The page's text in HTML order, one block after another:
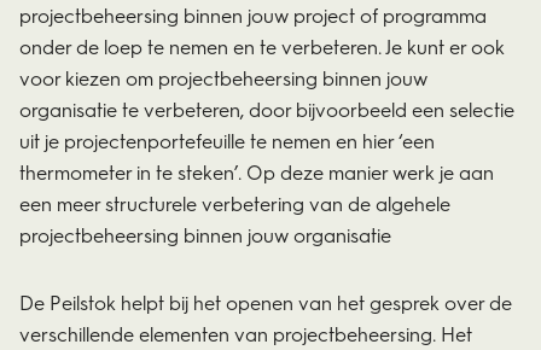
projectbeheersing binnen jouw project of programma
onder de loep te nemen en te verbeteren. Je kunt er ook
voor kiezen om projectbeheersing binnen jouw
organisatie te verbeteren, door bijvoorbeeld een selectie
uit je projectenportefeuille te nemen en hier ‘een
thermometer in te steken’. Op deze manier werk je aan
een meer structurele verbetering van de algehele
projectbeheersing binnen jouw organisatie
De Peilstok helpt bij het openen van het gesprek over de
verschillende elementen van projectbeheersing. Het